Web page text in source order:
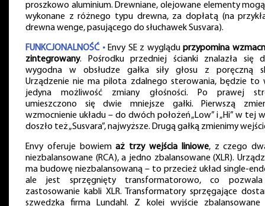
proszkowo aluminium. Drewniane, olejowane elementy
wykonane z różnego typu drewna, za dopłatą (na
drewna wenge, pasującego do słuchawek Susvara).
FUNKCJONALNOŚĆ •Envy SE z wygląduprzypomina
zintegrowany. Pośrodku przedniej ścianki znalazła się
wygodna w obsłudze gałka siły głosu z poręczną
Urządzenie nie ma pilota zdalnego sterowania, będzie to
jedyna możliwość zmiany głośności. Po prawej
umieszczono się dwie mniejsze gałki. Pierwszą
wzmocnienie układu – do dwóch położeń „Low” i „Hi” w tej
doszło też „Susvara”, najwyższe. Drugą gałką zmienimy
Envy oferuje bowiemaż trzy wejścia liniowe, z czego
niezbalansowane (RCA), a jedno zbalansowane (XLR).
ma budowę niezbalansowaną – to przecież układ single-
ale jest sprzęgnięty transformatorowo, co
zastosowanie kabli XLR. Transformatory sprzęgające
szwedzka firma Lundahl. Z kolei wyjście zbalansowane